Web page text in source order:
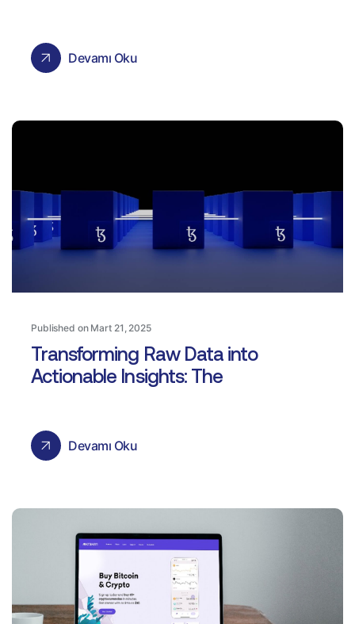
Devamı Oku
Published on Mart 21, 2025
Transforming Raw Data into
Actionable Insights: The
Devamı Oku